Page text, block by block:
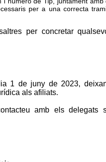
per a una correcta
per concretar
1 de juny de 2023,
als afiliats.
amb els delegats